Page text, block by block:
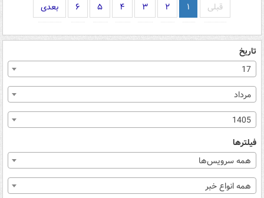
قبلی ۱ ۲ ۳ ۴ ۵ ۶ بعدی
تاریخ
17
مرداد
1405
فیلترها
همه سرویس‌ها
همه انواع خبر